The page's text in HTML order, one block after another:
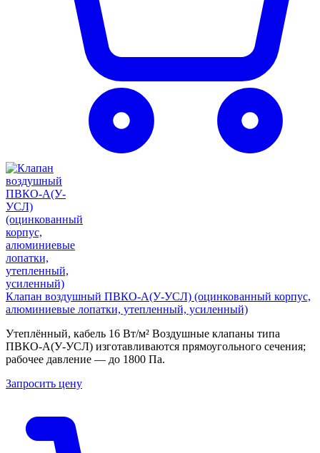
Клапан воздушный ПВКО-А(У-УСЛ) (оцинкованный корпус,
алюминиевые лопатки, утепленный, усиленный)
Утеплённый, кабель 16 Вт/м² Воздушные клапаны типа
ПВКО-А(У-УСЛ) изготавливаются прямоугольного сечения;
рабочее давление — до 1800 Па.
Запросить цену